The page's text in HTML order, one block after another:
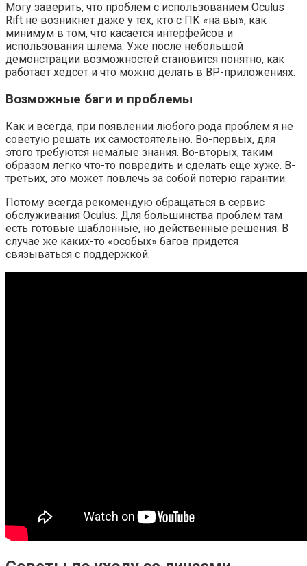
Могу заверить, что проблем с использованием Oculus
Rift не возникнет даже у тех, кто с ПК «на вы», как
минимум в том, что касается интерфейсов и
использования шлема. Уже после небольшой
демонстрации возможностей становится понятно, как
работает хедсет и что можно делать в ВР-приложениях.
Возможные баги и проблемы
Как и всегда, при появлении любого рода проблем я не
советую решать их самостоятельно. Во-первых, для
этого требуются немалые знания. Во-вторых, таким
образом легко что-то повредить и сделать еще хуже. В-
третьих, это может повлечь за собой потерю гарантии.
Потому всегда рекомендую обращаться в сервис
обслуживания Oculus. Для большинства проблем там
есть готовые шаблонные, но действенные решения. В
случае же каких-то «особых» багов придется
связываться с поддержкой.